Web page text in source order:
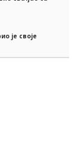
је своје